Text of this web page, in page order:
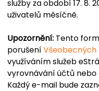
služby za období 17. 8.
uživatelů měsíčně.
Upozornění: Tento
porušení
využíváním služeb
vyrovnávání účtů
Každý e-mail bude